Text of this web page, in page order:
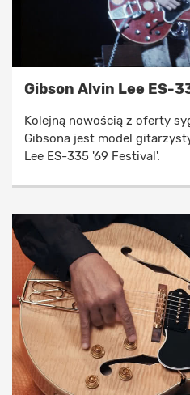
Gibson Alvin Lee ES-
Kolejną nowością z oferty
Gibsona jest model
Lee ES-335 '69 Festival'.